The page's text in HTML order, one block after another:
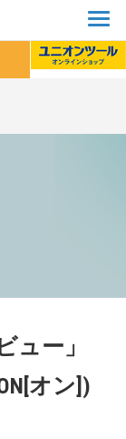
ュー」
オン])